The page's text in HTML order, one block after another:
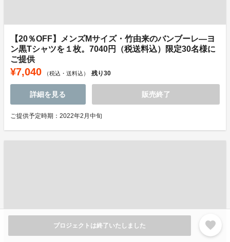
プロジェクトは終了いたしました favorite
【20％OFF】メンズMサイズ・竹由来のバンブーレ―ヨ
ン黒Tシャツを１枚。7040円（税送料込）限定30名様に
ご提供
¥7,040 （税込・送料込） 残り30
詳細を見る 販売終了
ご提供予定時期：2022年2月中旬